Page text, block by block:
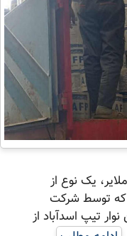
یک نوع از
که توسط شرکت
تیپ اسدآباد از